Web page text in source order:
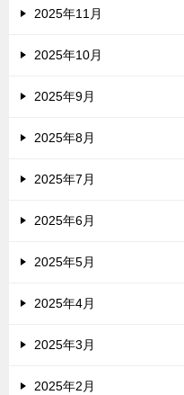
2025年11月
2025年10月
2025年9月
2025年8月
2025年7月
2025年6月
2025年5月
2025年4月
2025年3月
2025年2月